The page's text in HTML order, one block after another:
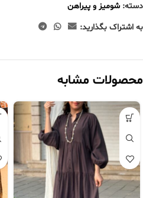
دسته: شومیز و پیراهن
به اشتراک بگذارید:
محصولات مشابه